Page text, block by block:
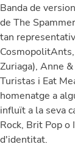
Banda de
de The
tan
Zuriaga), Anne
Turistas i Eat
homenatge a
influït a la seva
Rock, Brit Pop o
d'identitat.